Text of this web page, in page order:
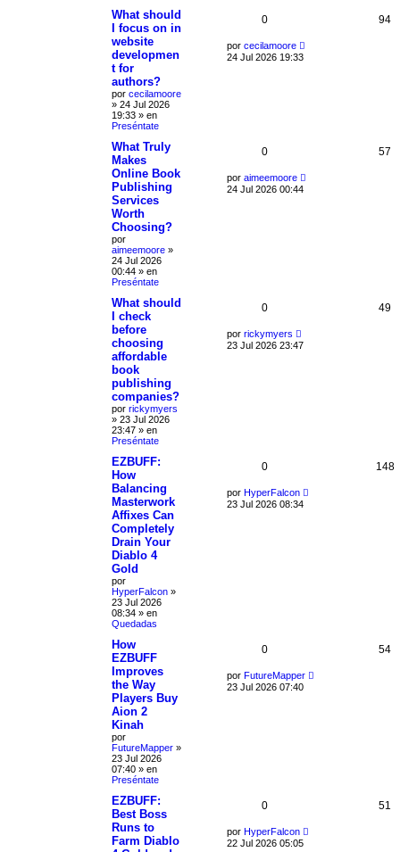
What should
I focus on in
website
developmen
t for
authors?
por cecilamoore
» 24 Jul 2026
19:33 » en
Preséntate
0 94
por cecilamoore
24 Jul 2026 19:33
What Truly
Makes
Online Book
Publishing
Services
Worth
Choosing?
por
aimeemoore »
24 Jul 2026
00:44 » en
Preséntate
0 57
por aimeemoore
24 Jul 2026 00:44
What should
I check
before
choosing
affordable
book
publishing
companies?
por rickymyers
» 23 Jul 2026
23:47 » en
Preséntate
0 49
por rickymyers
23 Jul 2026 23:47
EZBUFF:
How
Balancing
Masterwork
Affixes Can
Completely
Drain Your
Diablo 4
Gold
por
HyperFalcon »
23 Jul 2026
08:34 » en
Quedadas
0 148
por HyperFalcon
23 Jul 2026 08:34
How
EZBUFF
Improves
the Way
Players Buy
Aion 2
Kinah
por
FutureMapper »
23 Jul 2026
07:40 » en
Preséntate
0 54
por FutureMapper
23 Jul 2026 07:40
EZBUFF:
Best Boss
Runs to
Farm Diablo
0 51
por HyperFalcon
22 Jul 2026 05:05